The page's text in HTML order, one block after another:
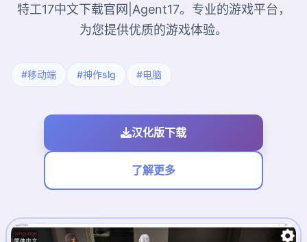
特工17中文下载官网|Agent17。专业的游戏平台，
为您提供优质的游戏体验。
#移动端 #神作slg #电脑
汉化版下载
了解更多